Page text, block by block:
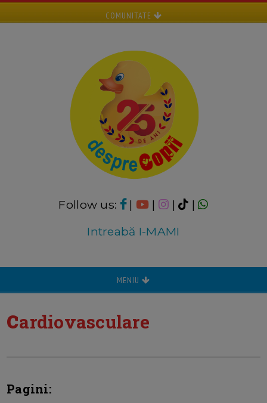
COMUNITATE
Follow us: | | |
|
Intreabă I-MAMI
MENIU
cardiovasculare
Pagini: